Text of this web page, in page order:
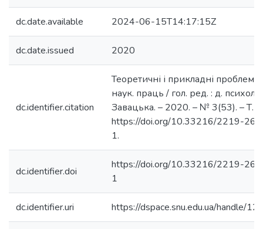
dc.date.available 2024-06-15T14:17:15Z
dc.date.issued 2020
dc.identifier.citation
Теоретичні і прикладні проблеми
наук. праць / гол. ред. : д.
Завацька. – 2020. – № 3(53). – Т.1.
https://doi.org/10.33216/2219-
1.
dc.identifier.doi
https://doi.org/10.33216/2219-
1
dc.identifier.uri https://dspace.snu.edu.ua/handle/